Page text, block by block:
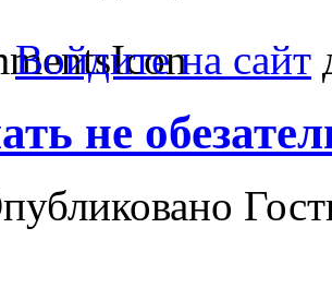
Войдите на сайт
не